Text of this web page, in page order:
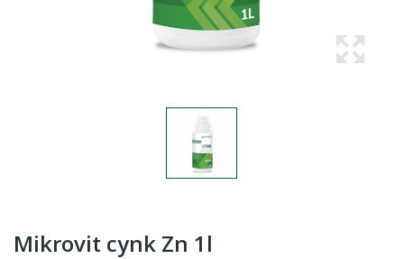
Mikrovit cynk Zn 1l